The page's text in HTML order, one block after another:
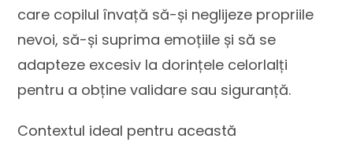
care copilul învață să-și neglijeze propriile
nevoi, să-și suprima emoțiile și să se
adapteze excesiv la dorințele celorlalți
pentru a obține validare sau siguranță.
Contextul ideal pentru această